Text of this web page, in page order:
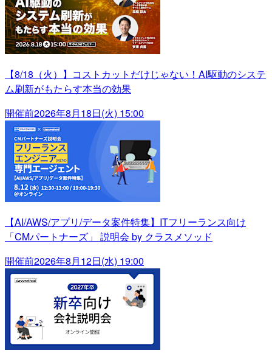
【8/18（火）】コストカットだけじゃない！AI駆動のシステ
ム刷新がもたらす本当の効果
開催前2026年8月18日(火) 15:00
【AI/AWS/アプリ/データ案件特集】ITフリーランス向け
「CMパートナーズ」 説明会 by クラスメソッド
開催前2026年8月12日(水) 19:00